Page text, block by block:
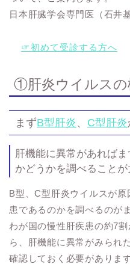
日本肝臓学会専門医（石井
☞初めて受診する方へ
①肝炎ウイルスの
まずB型肝炎、 C型肝炎
肝機能に異常があればま
かどうかを調べることが
B型、C型肝炎ウイルスが
患であるのかを調べるのが
わが国の慢性肝疾患の約7
ら、肝機能に異常がみられ
確認しておく必要があります